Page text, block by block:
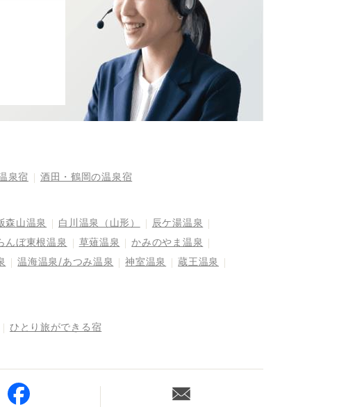
泉宿 酒田・鶴岡の温泉宿
森山温泉 白川温泉（山形）
辰ケ湯温泉
んぼ東根温泉 草薙温泉
かみのやま温泉
温海温泉/あつみ温泉 神室温泉
蔵王温泉
ひとり旅ができる宿